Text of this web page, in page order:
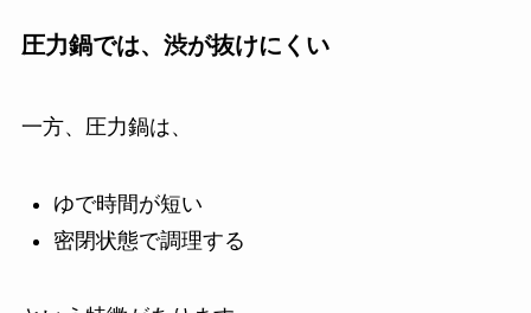
圧力鍋では、渋が抜けにくい
一方、圧力鍋は、
ゆで時間が短い
密閉状態で調理する